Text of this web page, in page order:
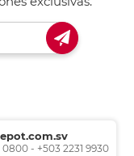
- +503 2231 9930